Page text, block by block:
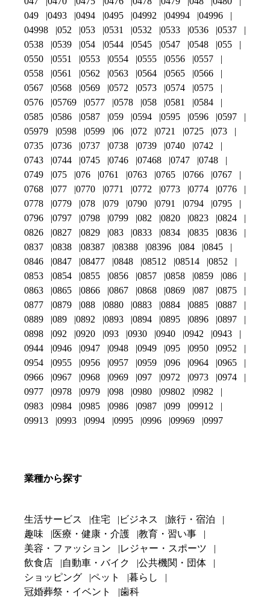
049
0493 0494 0495 04992 04994
04996
04998
052 053 0531 0532 0533 0536
0537
0538
0539 054 0544 0545 0547 0548
055
0550
0551 0553 0554 0555 0556
0557
0558
0561 0562 0563 0564 0565
0566
0567
0568 0569 0572 0573 0574
0575
0576
05769 0577 0578 058 0581
0584
0585
0586 0587 059 0594 0595 0596
0597
05979
0598 0599 06 072 0721 0725
073
0735
0736 0737 0738 0739 0740
0742
0743
0744 0745 0746 07468 0747
0748
0749
075 076 0761 0763 0765 0766
0767
0768
077 0770 0771 0772 0773 0774
0776
0778
0779 078 079 0790 0791 0794
0795
0796
0797 0798 0799 082 0820 0823
0824
0826
0827 0829 083 0833 0834 0835
0836
0837
0838 08387 08388 08396 084
0845
0846
0847 08477 0848 08512 08514
0852
0853
0854 0855 0856 0857 0858 0859
086
0863
0865 0866 0867 0868 0869 087
0875
0877
0879 088 0880 0883 0884 0885
0887
0889
089 0892 0893 0894 0895 0896
0897
0898
092 0920 093 0930 0940 0942
0943
0944
0946 0947 0948 0949 095 0950
0952
0954
0955 0956 0957 0959 096 0964
0965
0966
0967 0968 0969 097 0972 0973
0974
0977
0978 0979 098 0980 09802
0982
0983
0984 0985 0986 0987 099
09912
09913
0993 0994 0995 0996 09969 0997
業種から探す
生活サービス 住宅 ビジネス
旅行・宿泊
趣味
医療・健康・介護
教育・習い事
美容・ファッション
レジャー・スポーツ
飲食店
自動車・バイク
公共機関・団体
ショッピング
ペット
暮らし
冠婚葬祭・イベント
歯科